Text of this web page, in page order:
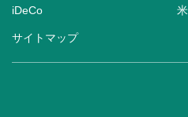
iDeCo
サイトマップ